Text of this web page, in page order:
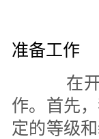
准备工作
在开
作。首先
定的等级